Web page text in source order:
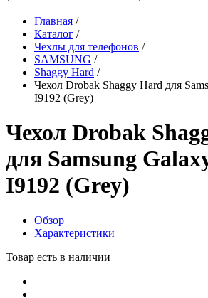
Главная /
Каталог /
Чехлы для телефонов /
SAMSUNG /
Shaggy Hard /
Чехол Drobak Shaggy Hard для
I9192 (Grey)
Чехол Drobak
для Samsung
I9192 (Grey)
Обзор
Характеристики
Товар есть в наличии